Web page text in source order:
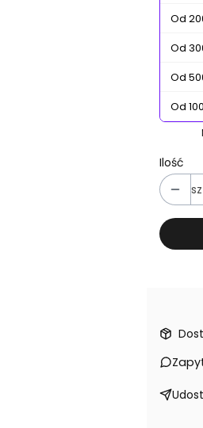
Od
Od
Od
Od
Ilość